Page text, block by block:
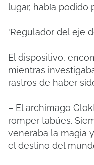
lugar, había podido
'Regulador del eje
El dispositivo,
mientras
rastros de haber
– El archimago
romper tabúes.
veneraba la magia
el destino del